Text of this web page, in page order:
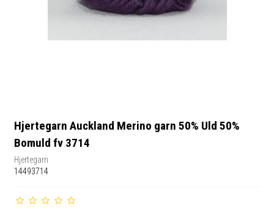
Hjertegarn Auckland Merino garn 50% Uld 50%
Bomuld fv 3714
Hjertegarn
14493714